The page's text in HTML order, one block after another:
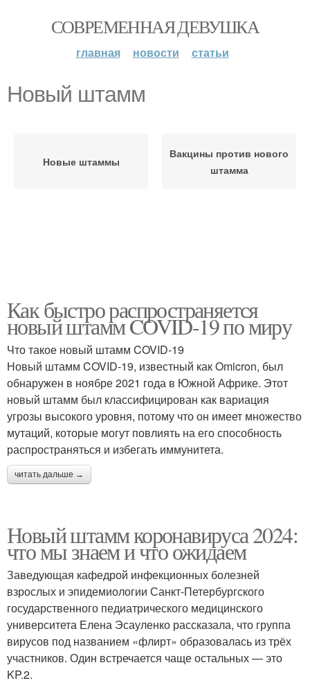
СОВРЕМЕННАЯ ДЕВУШКА
главная новости статьи
Новый штамм
Новые штаммы
Вакцины против нового
штамма
Как быстро распространяется
новый штамм COVID-19 по миру
Что такое новый штамм COVID-19
Новый штамм COVID-19, известный как Omicron, был
обнаружен в ноябре 2021 года в Южной Африке. Этот
новый штамм был классифицирован как вариация
угрозы высокого уровня, потому что он имеет множество
мутаций, которые могут повлиять на его способность
распространяться и избегать иммунитета.
читать дальше →
Новый штамм коронавируса 2024:
что мы знаем и что ожидаем
Заведующая кафедрой инфекционных болезней
взрослых и эпидемиологии Санкт-Петербургского
государственного педиатрического медицинского
университета Елена Эсауленко рассказала, что группа
вирусов под названием «флирт» образовалась из трёх
участников. Один встречается чаще остальных — это
KP.2.